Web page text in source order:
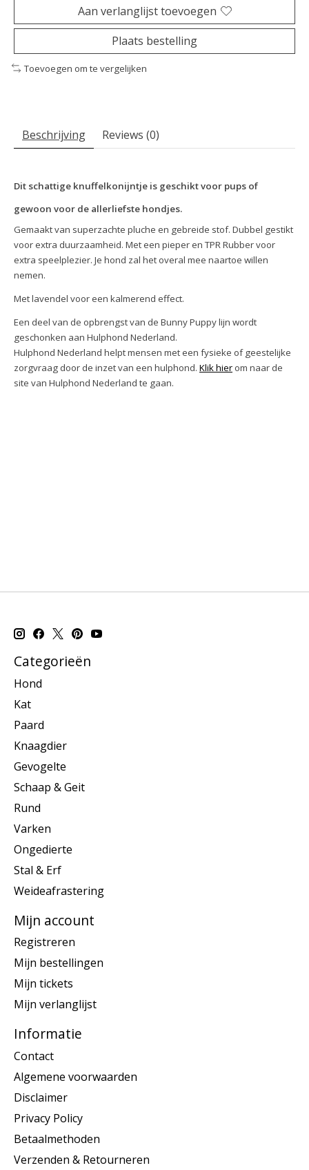
Aan verlanglijst toevoegen
Plaats bestelling
Toevoegen om te vergelijken
Beschrijving Reviews (0)
Dit schattige knuffelkonijntje is geschikt voor pups of
gewoon voor de allerliefste hondjes.
Gemaakt van superzachte pluche en gebreide stof. Dubbel gestikt
voor extra duurzaamheid. Met een pieper en TPR Rubber voor
extra speelplezier. Je hond zal het overal mee naartoe willen
nemen.
Metlavendel voor een kalmerend effect.
Een deel van de opbrengst van de Bunny Puppy lijn wordt
geschonken aan Hulphond Nederland.
Hulphond Nederland helpt mensen met een fysieke of geestelijke
zorgvraag door de inzet van een hulphond. Klik hierom naar de
site van Hulphond Nederland te gaan.
Categorieën
Hond
Kat
Paard
Knaagdier
Gevogelte
Schaap & Geit
Rund
Varken
Ongedierte
Stal & Erf
Weideafrastering
Mijn account
Registreren
Mijn bestellingen
Mijn tickets
Mijn verlanglijst
Informatie
Contact
Algemene voorwaarden
Disclaimer
Privacy Policy
Betaalmethoden
Verzenden & Retourneren